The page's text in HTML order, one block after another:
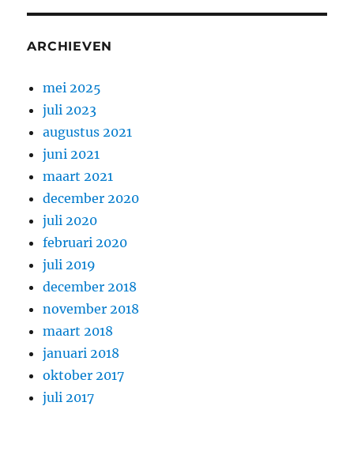
ARCHIEVEN
mei 2025
juli 2023
augustus 2021
juni 2021
maart 2021
december 2020
juli 2020
februari 2020
juli 2019
december 2018
november 2018
maart 2018
januari 2018
oktober 2017
juli 2017